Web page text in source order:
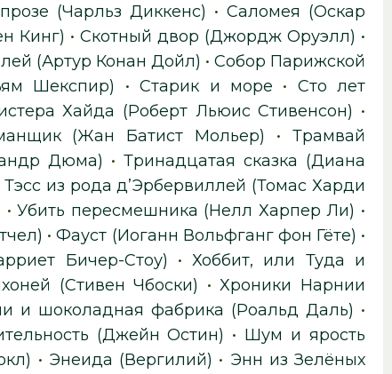
(Чарльз Диккенс) •Саломея (Оскар
Кинг) •Скотный двор (Джордж Оруэлл) •
(Артур Конан Дойл) • Собор Парижской
Шекспир) •Старик и море • Сто лет
Хайда (Роберт Льюис Стивенсон) •
(Жан Батист Мольер) •Трамвай
Дюма) •Тринадцатая сказка (Диана
Тэсс из рода д’Эрбервиллей (Томас Харди
•Убить пересмешника (Нелл Харпер Ли) •
•Фауст (Иоганн Вольфганг фон Гёте) •
Бичер-Стоу) •Хоббит, или Туда и
(Стивен Чбоски) •Хроники Нарнии
и шоколадная фабрика (Роальд Даль) •
(Джейн Остин) • Шум и ярость
• Энеида (Вергилий) • Энн из Зелёных